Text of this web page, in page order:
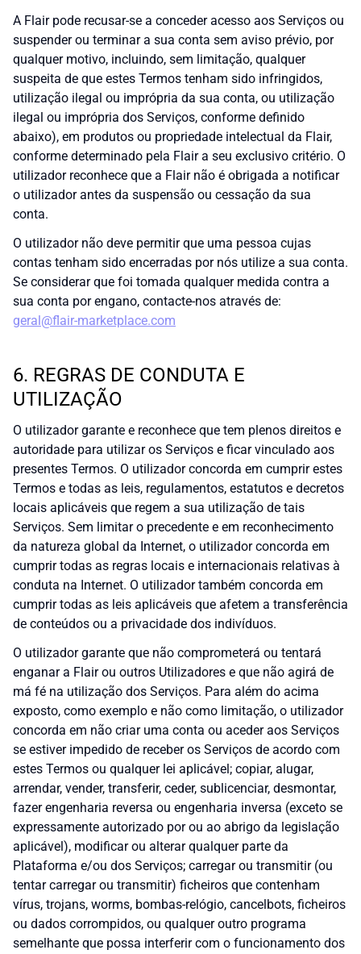
A Flair pode recusar-se a conceder acesso aos Serviços ou
suspender ou terminar a sua conta sem aviso prévio, por
qualquer motivo, incluindo, sem limitação, qualquer
suspeita de que estes Termos tenham sido infringidos,
utilização ilegal ou imprópria da sua conta, ou utilização
ilegal ou imprópria dos Serviços, conforme definido
abaixo), em produtos ou propriedade intelectual da Flair,
conforme determinado pela Flair a seu exclusivo critério. O
utilizador reconhece que a Flair não é obrigada a notificar
o utilizador antes da suspensão ou cessação da sua
conta.
O utilizador não deve permitir que uma pessoa cujas
contas tenham sido encerradas por nós utilize a sua conta.
Se considerar que foi tomada qualquer medida contra a
sua conta por engano, contacte-nos através de:
geral@flair-marketplace.com
6. REGRAS DE CONDUTA E
UTILIZAÇÃO
O utilizador garante e reconhece que tem plenos direitos e
autoridade para utilizar os Serviços e ficar vinculado aos
presentes Termos. O utilizador concorda em cumprir estes
Termos e todas as leis, regulamentos, estatutos e decretos
locais aplicáveis que regem a sua utilização de tais
Serviços. Sem limitar o precedente e em reconhecimento
da natureza global da Internet, o utilizador concorda em
cumprir todas as regras locais e internacionais relativas à
conduta na Internet. O utilizador também concorda em
cumprir todas as leis aplicáveis que afetem a transferência
de conteúdos ou a privacidade dos indivíduos.
O utilizador garante que não comprometerá ou tentará
enganar a Flair ou outros Utilizadores e que não agirá de
má fé na utilização dos Serviços. Para além do acima
exposto, como exemplo e não como limitação, o utilizador
concorda em não criar uma conta ou aceder aos Serviços
se estiver impedido de receber os Serviços de acordo com
estes Termos ou qualquer lei aplicável; copiar, alugar,
arrendar, vender, transferir, ceder, sublicenciar, desmontar,
fazer engenharia reversa ou engenharia inversa (exceto se
expressamente autorizado por ou ao abrigo da legislação
aplicável), modificar ou alterar qualquer parte da
Plataforma e/ou dos Serviços; carregar ou transmitir (ou
tentar carregar ou transmitir) ficheiros que contenham
vírus, trojans, worms, bombas-relógio, cancelbots, ficheiros
ou dados corrompidos, ou qualquer outro programa
semelhante que possa interferir com o funcionamento dos